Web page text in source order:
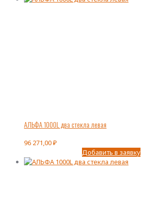
АЛЬФА 1000L два стекла левая
96 271,00₽
Добавить в заявку